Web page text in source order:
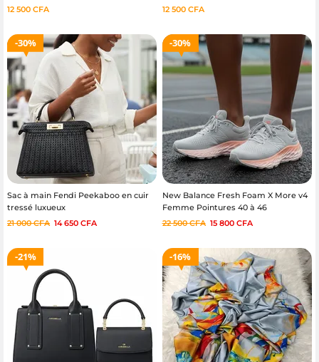
12 500 CFA
12 500 CFA
30%
Sac à main Fendi Peekaboo en cuir
tressé luxueux
21 000CFA 14 650 CFA
30%
New Balance Fresh Foam X More v4
Femme Pointures 40 à 46
22 500CFA 15 800 CFA
21% 16%